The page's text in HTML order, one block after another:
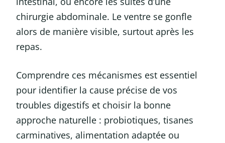
chirurgie abdominale. Le ventre se gonfle
alors de manière visible, surtout après les
repas.
Comprendre ces mécanismes est essentiel
pour identifier la cause précise de vos
troubles digestifs et choisir la bonne
approche naturelle : probiotiques, tisanes
carminatives, alimentation adaptée ou